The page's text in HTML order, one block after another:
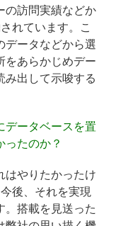
の訪問実績などか
れています。こ
データなどから選
をあらかじめデー
み出して示唆する
データベースを置
ったのか？
はやりたかったけ
後、それを実現
。搭載を見送った